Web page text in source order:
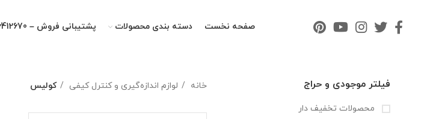
صفحه نخست دسته بندی محصولات پشتیبانی فروش – 02166412670
فیلتر موجودی و حراج
محصولات تخفیف دار
خانه لوازم اندازه‌گیری و کنترل کیفی کولیس